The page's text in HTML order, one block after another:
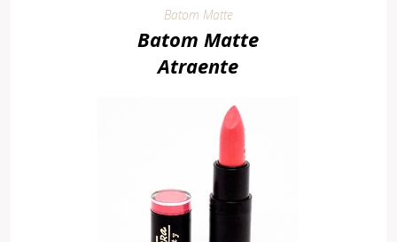
Batom Matte
Batom Matte
Atraente